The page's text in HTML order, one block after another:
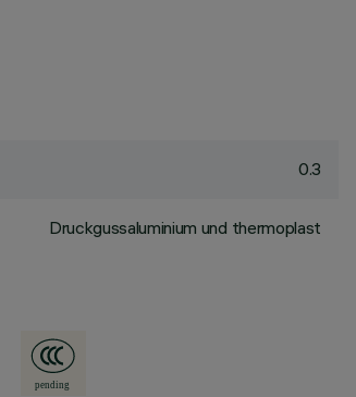
0.3
Druckgussaluminium und thermoplast